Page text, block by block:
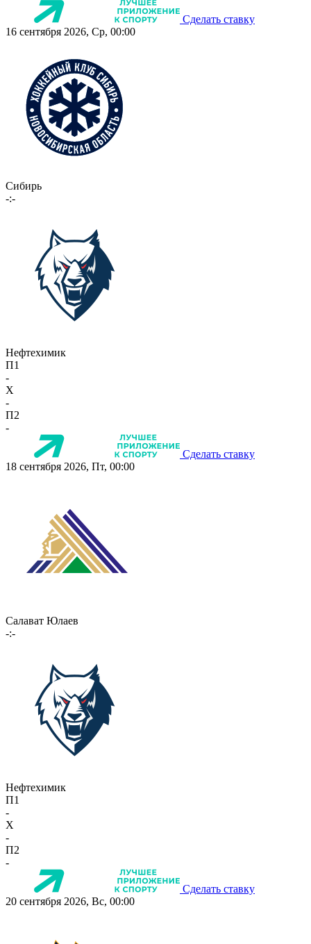
Сделать ставку
16 сентября 2026, Ср, 00:00
Сибирь
-:-
Нефтехимик
П1
-
X
-
П2
-
Сделать ставку
18 сентября 2026, Пт, 00:00
Салават Юлаев
-:-
Нефтехимик
П1
-
X
-
П2
-
Сделать ставку
20 сентября 2026, Вс, 00:00